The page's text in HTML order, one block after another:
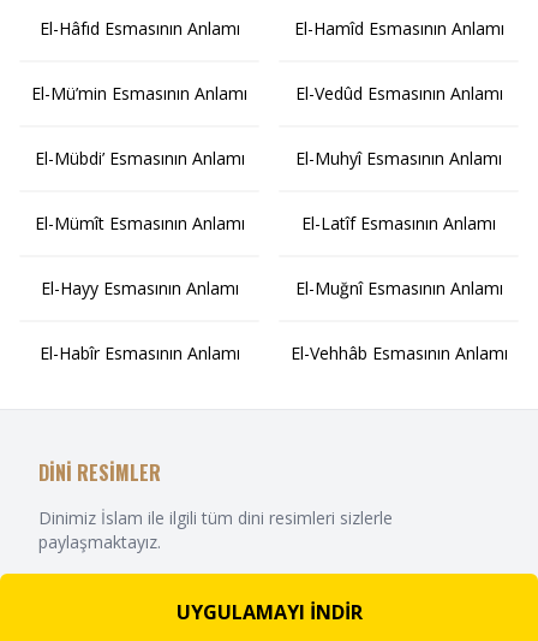
UYGULAMAYI İNDİR
El-Hâfıd Esmasının Anlamı
El-Mü’min Esmasının Anlamı
El-Mübdi’ Esmasının Anlamı
El-Mümît Esmasının Anlamı
El-Hayy Esmasının Anlamı
El-Habîr Esmasının Anlamı
El-Hamîd Esmasının Anlamı
El-Vedûd Esmasının Anlamı
El-Muhyî Esmasının Anlamı
El-Latîf Esmasının Anlamı
El-Muğnî Esmasının Anlamı
El-Vehhâb Esmasının Anlamı
DİNİ RESİMLER
Dinimiz İslam ile ilgili tüm dini resimleri sizlerle
paylaşmaktayız.